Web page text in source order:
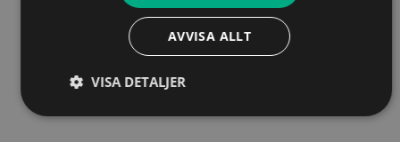
AVVISA ALLT
VISA DETALJER